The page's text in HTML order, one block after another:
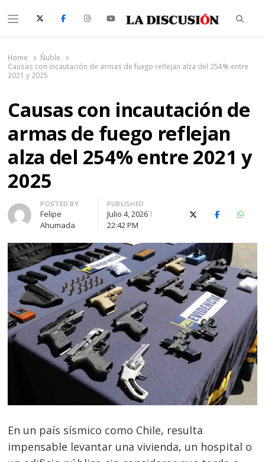
Menu
Home
Ñuble
Causas con incautación de armas de fuego reflejan alza del 254% entre
2021 y 2025
Causas con incautación de
armas de fuego reflejan
alza del 254% entre 2021 y
2025
Author
POSTED BY
Felipe
Ahumada
PUBLISHED
Julio 4, 2026
22:42 PM
X (Twitter)Facebook
En un país sísmico como Chile, resulta
impensable levantar una vivienda, un hospital o